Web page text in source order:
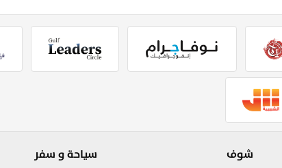
شوف
سياحة و سفر